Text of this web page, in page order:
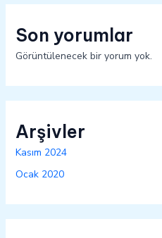
Son yorumlar
Görüntülenecek bir yorum yok.
Arşivler
Kasım 2024
Ocak 2020